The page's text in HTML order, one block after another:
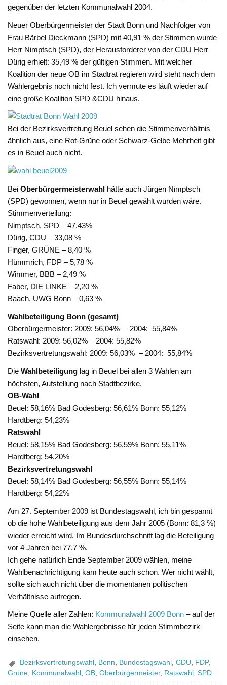
gegenüber der letzten Kommunalwahl 2004.
Neuer Oberbürgermeister der Stadt Bonn und Nachfolger von
Frau Bärbel Dieckmann (SPD) mit 40,91 % der Stimmen wurde
Herr Nimptsch (SPD), der Herausforderer von der CDU Herr
Dürig erhielt: 35,49 % der gültigen Stimmen. Mit welcher
Koalition der neue OB im Stadtrat regieren wird steht nach dem
Wahlergebnis noch nicht fest. Ich vermute es läuft wieder auf
eine große Koalition SPD &CDU hinaus.
Bei der Bezirksvertretung Beuel sehen die Stimmenverhältnis
ähnlich aus, eine Rot-Grüne oder Schwarz-Gelbe Mehrheit gibt
es in Beuel auch nicht.
BeiOberbürgermeisterwahl hätte auch Jürgen Nimptsch
(SPD) gewonnen, wenn nur in Beuel gewählt wurden wäre.
Stimmenverteilung:
Nimptsch, SPD – 47,43%
Dürig, CDU – 33,08 %
Finger, GRÜNE – 8,40 %
Hümmrich, FDP – 5,78 %
Wimmer, BBB – 2,49 %
Faber, DIE LINKE – 2,20 %
Baach, UWG Bonn – 0,63 %
Wahlbeteiligung Bonn (gesamt)
Oberbürgermeister: 2009: 56,04% – 2004: 55,84%
Ratswahl: 2009: 56,02% – 2004: 55,82%
Bezirksvertretungswahl: 2009: 56,03% – 2004: 55,84%
DieWahlbeteiligung lag in Beuel bei allen 3 Wahlen am
höchsten, Aufstellung nach Stadtbezirke.
OB-Wahl
Beuel: 58,16% Bad Godesberg: 56,61% Bonn: 55,12%
Hardtberg: 54,23%
Ratswahl
Beuel: 58,15% Bad Godesberg: 56,59% Bonn: 55,11%
Hardtberg: 54,20%
Bezirksvertretungswahl
Beuel: 58,14% Bad Godesberg: 56,55% Bonn: 55,14%
Hardtberg: 54,22%
Am 27. September 2009 ist Bundestagswahl, ich bin gespannt
ob die hohe Wahlbeteiligung aus dem Jahr 2005 (Bonn: 81,3 %)
wieder erreicht wird. Im Bundesdurchschnitt lag die Beteiligung
vor 4 Jahren bei 77,7 %.
Ich gehe natürlich Ende September 2009 wählen, meine
Wahlbenachrichtigung kam heute auch schon. Wer nicht wählt,
sollte sich auch nicht über die momentanen politischen
Verhältnisse aufregen.
Meine Quelle aller Zahlen: Kommunalwahl 2009 Bonn – auf der
Seite kann man die Wahlergebnisse für jeden Stimmbezirk
einsehen.
Bezirksvertretungswahl , Bonn, Bundestagswahl ,CDU, FDP,
Grüne
Kommunalwahl ,OB ,Oberbürgermeister, Ratswahl ,SPD